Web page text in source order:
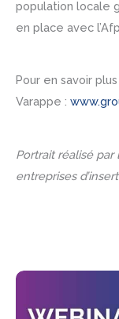
population locale
en place avec
Pour en savoir
Varappe :
Portrait réalisé
entreprises